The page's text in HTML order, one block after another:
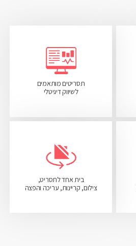
תסריטים מותאמים
לשיווק דיגיטלי
בית אחד לתסריט,
צילום, קריינות, עריכה והפצה